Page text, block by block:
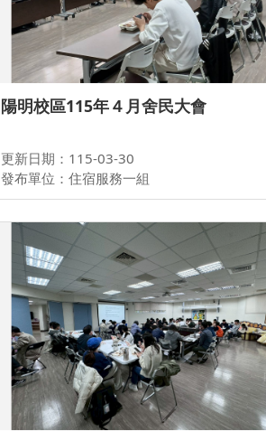
陽明校區115年４月舍民大會
更新日期：115-03-30
發布單位：住宿服務一組